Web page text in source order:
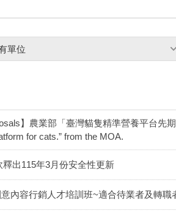
單位
】農業部「臺灣貓隻精準營養平台先
for cats.” from the MOA.
釋出115年3月份安全性更新
意內容行銷人才培訓班~適合待業者及轉職